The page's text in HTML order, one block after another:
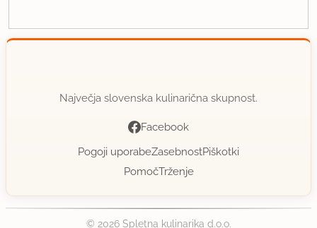
Največja slovenska kulinarična skupnost.
Facebook
Pogoji uporabeZasebnostPiškotki
PomočTrženje
© 2026 Spletna kulinarika d.o.o.